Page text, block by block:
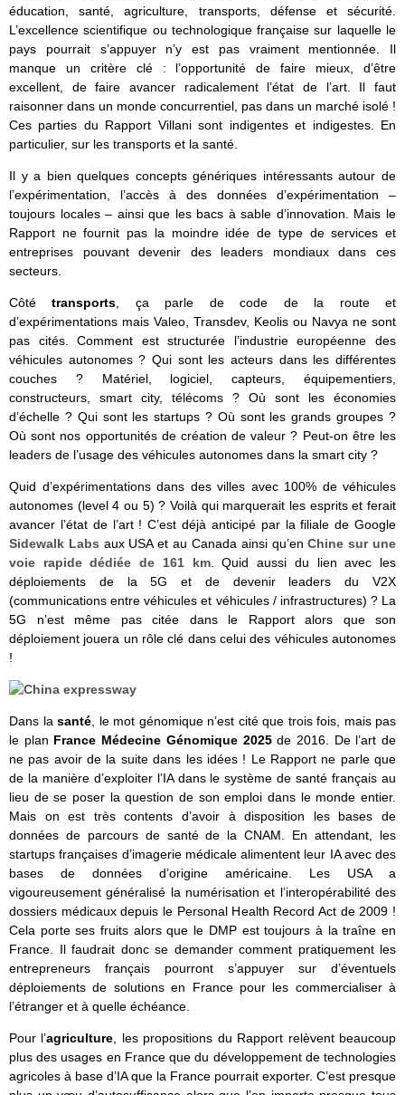
éducation, santé, agriculture, transports, défense et sécurité.
L’excellence scientifique ou technologique française sur laquelle le
pays pourrait s’appuyer n’y est pas vraiment mentionnée. Il
manque un critère clé : l’opportunité de faire mieux, d’être
excellent, de faire avancer radicalement l’état de l’art. Il faut
raisonner dans un monde concurrentiel, pas dans un marché isolé !
Ces parties du Rapport Villani sont indigentes et indigestes. En
particulier, sur les transports et la santé.
Il y a bien quelques concepts génériques intéressants autour de
l’expérimentation, l’accès à des données d’expérimentation –
toujours locales – ainsi que les bacs à sable d’innovation. Mais le
Rapport ne fournit pas la moindre idée de type de services et
entreprises pouvant devenir des leaders mondiaux dans ces
secteurs.
Côtétransports , ça parle de code de la route et
d’expérimentations mais Valeo, Transdev, Keolis ou Navya ne sont
pas cités. Comment est structurée l’industrie européenne des
véhicules autonomes ? Qui sont les acteurs dans les différentes
couches ? Matériel, logiciel, capteurs, équipementiers,
constructeurs, smart city, télécoms ? Où sont les économies
d’échelle ? Qui sont les startups ? Où sont les grands groupes ?
Où sont nos opportunités de création de valeur ? Peut-on être les
leaders de l’usage des véhicules autonomes dans la smart city ?
Quid d’expérimentations dans des villes avec 100% de véhicules
autonomes (level 4 ou 5) ? Voilà qui marquerait les esprits et ferait
avancer l’état de l’art ! C’est déjà anticipé par la filiale de Google
Sidewalk Labs aux USA et au Canada ainsi qu’enChine sur une
voie rapide dédiée de 161 km. Quid aussi du lien avec les
déploiements de la 5G et de devenir leaders du V2X
(communications entre véhicules et véhicules / infrastructures) ? La
5G n’est même pas citée dans le Rapport alors que son
déploiement jouera un rôle clé dans celui des véhicules autonomes
!
Dans la santé , le mot génomique n’est cité que trois fois, mais pas
le plan France Médecine Génomique 2025de 2016. De l’art de
ne pas avoir de la suite dans les idées ! Le Rapport ne parle que
de la manière d’exploiter l’IA dans le système de santé français au
lieu de se poser la question de son emploi dans le monde entier.
Mais on est très contents d’avoir à disposition les bases de
données de parcours de santé de la CNAM. En attendant, les
startups françaises d’imagerie médicale alimentent leur IA avec des
bases de données d’origine américaine. Les USA a
vigoureusement généralisé la numérisation et l’interopérabilité des
dossiers médicaux depuis le Personal Health Record Act de 2009 !
Cela porte ses fruits alors que le DMP est toujours à la traîne en
France. Il faudrait donc se demander comment pratiquement les
entrepreneurs français pourront s’appuyer sur d’éventuels
déploiements de solutions en France pour les commercialiser à
l’étranger et à quelle échéance.
Pour l’agriculture , les propositions du Rapport relèvent beaucoup
plus des usages en France que du développement de technologies
agricoles à base d’IA que la France pourrait exporter. C’est presque